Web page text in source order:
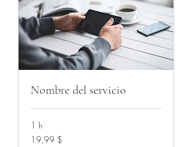
Nombre del servicio
1 h
19,99
US-
19,99 $